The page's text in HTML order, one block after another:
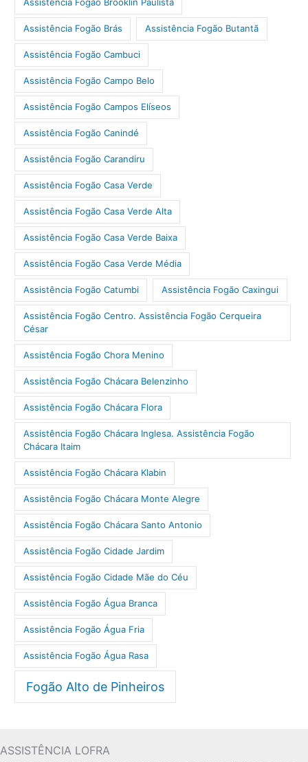
Assistência Fogão Brás Assistência Fogão Butantã
Assistência Fogão Cambuci
Assistência Fogão Campo Belo
Assistência Fogão Campos Elíseos
Assistência Fogão Canindé
Assistência Fogão Carandiru
Assistência Fogão Casa Verde
Assistência Fogão Casa Verde Alta
Assistência Fogão Casa Verde Baixa
Assistência Fogão Casa Verde Média
Assistência Fogão Catumbi Assistência Fogão Caxingui
Assistência Fogão Centro. Assistência Fogão Cerqueira
César
Assistência Fogão Chora Menino
Assistência Fogão Chácara Belenzinho
Assistência Fogão Chácara Flora
Assistência Fogão Chácara Inglesa. Assistência Fogão
Chácara Itaim
Assistência Fogão Chácara Klabin
Assistência Fogão Chácara Monte Alegre
Assistência Fogão Chácara Santo Antonio
Assistência Fogão Cidade Jardim
Assistência Fogão Cidade Mãe do Céu
Assistência Fogão Água Branca
Assistência Fogão Água Fria
Assistência Fogão Água Rasa
Fogão Alto de Pinheiros
ASSISTÊNCIA LOFRA